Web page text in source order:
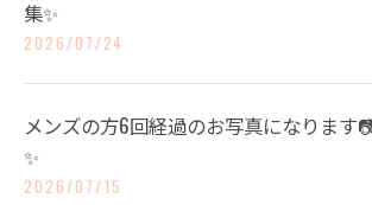
集✨
2026/07/24
メンズの方6回経過のお写真になります
✨
2026/07/15